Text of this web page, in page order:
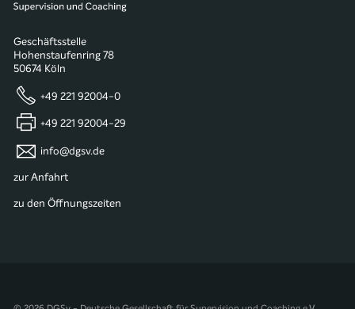
Geschäftsstelle
Hohenstaufenring 78
50674 Köln
+49 221 92004-0
+49 221 92004-29
info@dgsv.de
zur Anfahrt
zu den Öffnungszeiten